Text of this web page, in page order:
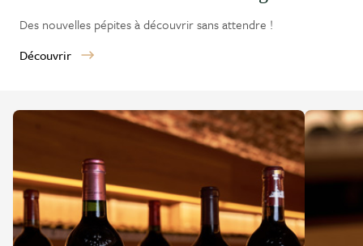
Des nouvelles pépites à découvrir sans attendre !
Découvrir